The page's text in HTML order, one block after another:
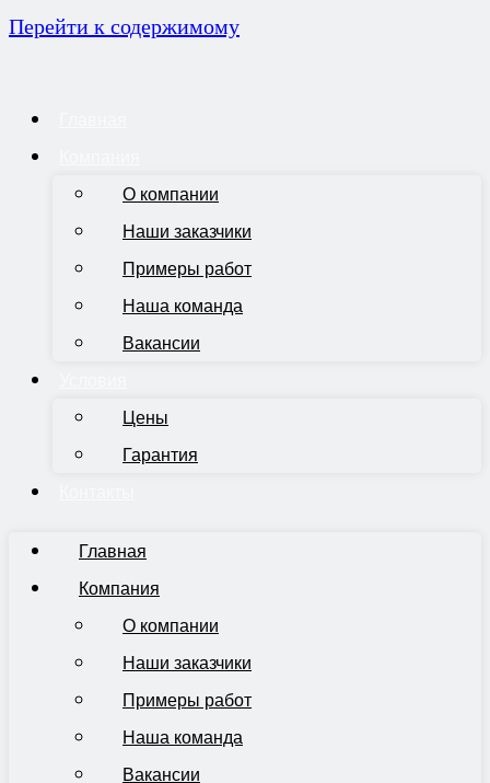
Перейти к содержимому
О компании
Наши заказчики
Примеры работ
Наша команда
Вакансии
Цены
Гарантия
Главная
Компания
О компании
Наши заказчики
Примеры работ
Наша команда
Вакансии